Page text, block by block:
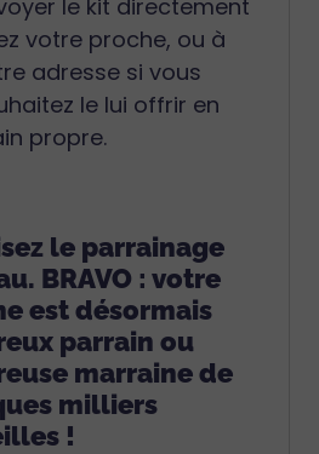
le kit directement
votre proche, ou à
adresse si vous
le lui offrir en
propre.
le parrainage
BRAVO : votre
est désormais
parrain ou
marraine de
milliers
!